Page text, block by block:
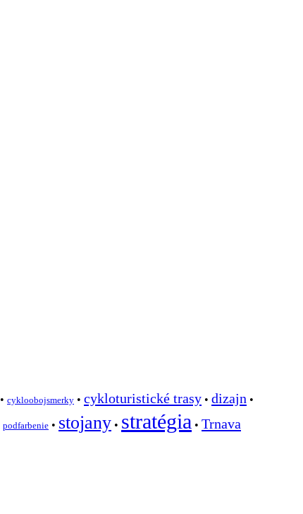
• cykloobojsmerky • cykloturistické trasy • dizajn •
podfarbenie • stojany • stratégia • Trnava